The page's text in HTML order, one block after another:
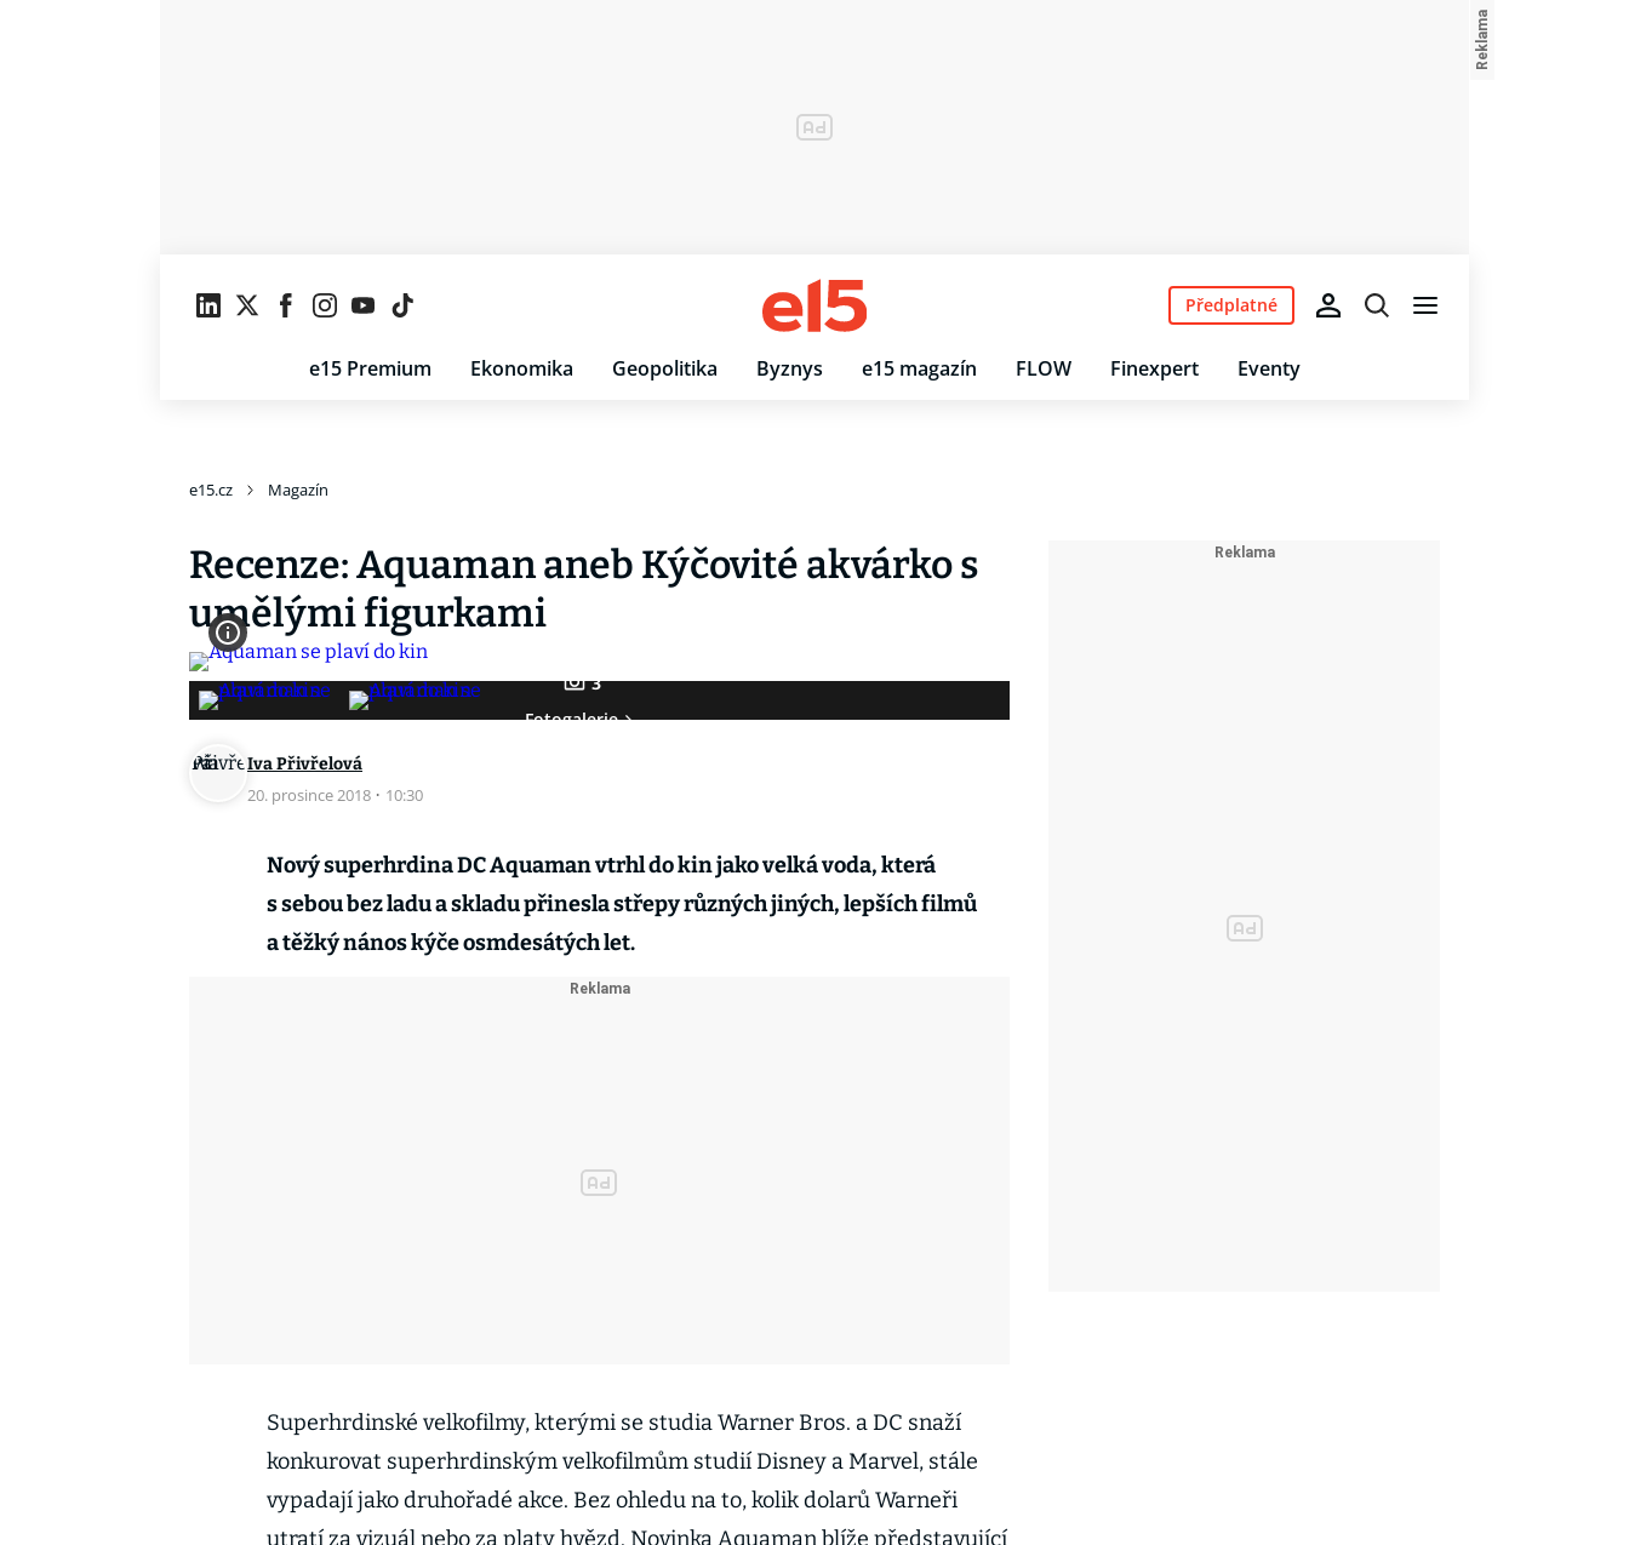
e15 Premium Ekonomika Geopolitika Byznys e15 magazín FLOW Finexpert Eventy
Předplatné
e15.cz Magazín
Recenze: Aquaman aneb Kýčovité akvárko s
umělými figurkami
3
Fotogalerie
Iva Přivřelová
20. prosince 2018 · 10:30
Nový superhrdina DC Aquaman vtrhl do kin jako velká voda, která
s sebou bez ladu a skladu přinesla střepy různých jiných, lepších filmů
a těžký nános kýče osmdesátých let.
Superhrdinské velkofilmy, kterými se studia Warner Bros. a DC snaží
konkurovat superhrdinským velkofilmům studií Disney a Marvel, stále
vypadají jako druhořadé akce. Bez ohledu na to, kolik dolarů Warneři
utratí za vizuál nebo za platy hvězd. Novinka Aquaman blíže představující